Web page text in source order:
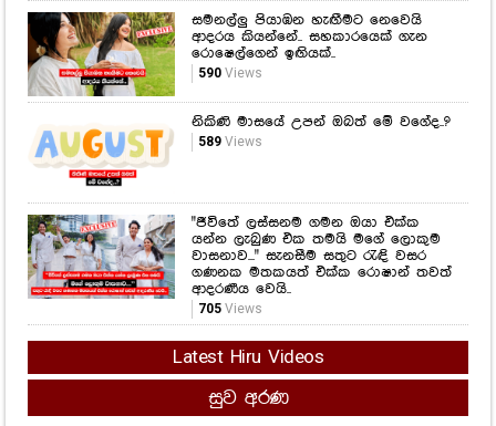
සමනල්ලු පියාඹන හැඟීමට නෙවෙයි
ආදරය කියන්නේ.. සහකාරයෙක් ගැන
රොෂෙල්ගෙන් ඉඟියක්..
590Views
නිකිණි මාසයේ උපන් ඔබත් මේ වගේද..?
589Views
"ජීවිතේ ලස්සනම ගමන ඔයා එක්ක
යන්න ලැබුණ එක තමයි මගේ ලොකුම
වාසනාව..." සැනසීම සතුට රැඳි වසර
ගණනක මතකයත් එක්ක රොෂාන් තවත්
ආදරණීය වෙයි..
705Views
Latest Hiru Videos
සුව අරණ